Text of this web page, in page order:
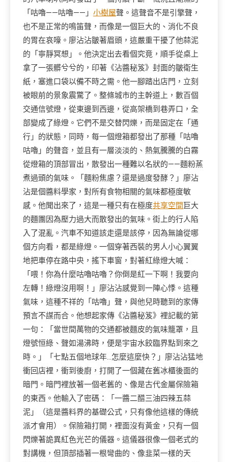
「咕嚕——咕嚕——」 小樹屋聲。這聲音不是引擎聲，
也不是正常的鳴笛聲，而像是一個巨大的、消化不良
的胃在哀嚎。廖沾沾皺著眉頭，這嚴重干擾了他蒜泥
的「寧靜冥想」。他決定出去看個究竟，順手從桌上
拿了一張髒兮兮的，印著《沾醬秘笈》封面的皺衛生
紙，塞進口袋以備不時之需。他一腳踏出店門，立刻
被眼前的景象震驚了。整條城市的主幹道上，數百個
交通信號燈，從東邊到西邊，從高架橋到巷弄口，全
部變成了綠燈。它們不是交替閃爍，而是固定在「通
行」的狀態，同時，每一個燈箱都發出了那種「咕嚕
咕嚕」的聲音，並且有一層淡淡的、熱氣騰騰的白霧
從燈箱的頂部冒出，散發出一種難以名狀的——麵粉蒸
煮過頭的氣味。「麵粉焦慮？還是過度發酵？」廖沾
沾是個醬料學家，對所有食物相關的氣味都極度敏
感。他聞出來了，這是一種只有在極度共享空間巨大
的麵團因為壓力過大而散發出的氣味。街上的行人陷
入了混亂。汽車不知道該走還是該停，因為無論從哪
個方向看，都是綠燈。一個穿著西裝的男人小心翼翼
地把車停在路中央，搖下車窗，對著紅綠燈大喊：
「喂！你為什麼咕嚕咕嚕？你倒是紅一下啊！我要向
左轉！綠燈沒用啊！」廖沾沾感覺到一陣心悸。這種
氣味，這種不祥的「咕嚕」聲，與他兒時聽到的家傳
預言不謀而合。他想起家傳《沾醬秘笈》裡記載的第
一句：「當世間萬物的交通都被麵皮的氣味籠罩，且
燈號恒綠、聲如湯沸時，便是宇宙水餃臨界點到來之
時。」「七點五個地球年…怎麼這麼快？」廖沾沾猛地
衝回店裡，衝到後廚，打開了一個藏在舊冰櫃後面的
暗門。暗門裡放著一個老舊的、像是古代金屬保險箱
的東西。他輸入了密碼：「一醬二醋三油四辣五蒜
泥」（這是醬料界的基礎公式，只有像他這樣的傳統
派才會用）。保險箱打開，裡面沒有黃金，只有一個
閃爍著詭異紅色光芒的儀器。這儀器很像一個老式的
對講機，但頂部插著一根彎曲的、像韭菜一樣的天